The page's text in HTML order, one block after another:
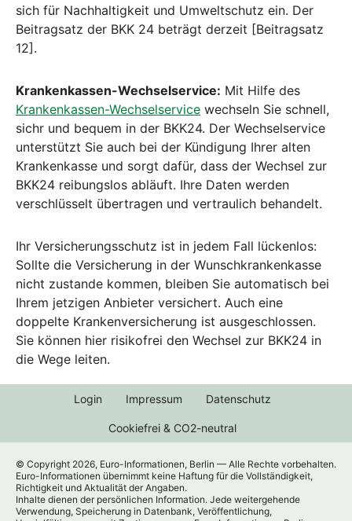
sich für Nachhaltigkeit und Umweltschutz ein. Der
Beitragsatz der BKK 24 beträgt derzeit [Beitragsatz
12].
Krankenkassen-Wechselservice: Mit Hilfe des
Krankenkassen-Wechselservice wechseln Sie schnell,
sichr und bequem in der BKK24. Der Wechselservice
unterstützt Sie auch bei der Kündigung Ihrer alten
Krankenkasse und sorgt dafür, dass der Wechsel zur
BKK24 reibungslos abläuft. Ihre Daten werden
verschlüsselt übertragen und vertraulich behandelt.
Ihr Versicherungsschutz ist in jedem Fall lückenlos:
Sollte die Versicherung in der Wunschkrankenkasse
nicht zustande kommen, bleiben Sie automatisch bei
Ihrem jetzigen Anbieter versichert. Auch eine
doppelte Krankenversicherung ist ausgeschlossen.
Sie können hier risikofrei den Wechsel zur BKK24 in
die Wege leiten.
Login Impressum Datenschutz
Cookiefrei & CO2-neutral
© Copyright 2026, Euro-Informationen, Berlin — Alle Rechte vorbehalten.
Euro-Informationen übernimmt keine Haftung für die Vollständigkeit,
Richtigkeit und Aktualität der Angaben.
Inhalte dienen der persönlichen Information. Jede weitergehende
Verwendung, Speicherung in Datenbank, Veröffentlichung,